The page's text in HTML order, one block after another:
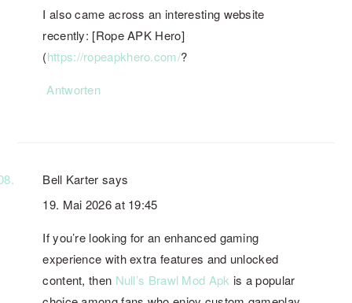
I also came across an interesting website
recently: [Rope APK Hero]
(https://ropeapkhero.com/?
Antworten
Bell Karter says
19. Mai 2026 at 19:45
If you’re looking for an enhanced gaming
experience with extra features and unlocked
content, then Null’s Brawl Mod Apk is a popular